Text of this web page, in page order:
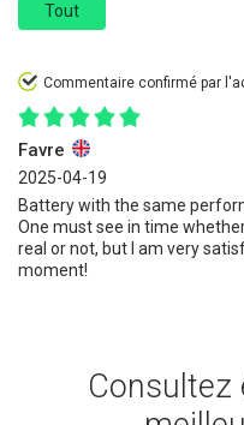
Tout
Commentaire confirmé par
Favre
2025-04-19
Battery with the same
One must see in time
real or not, but I am very
moment!
Consultez